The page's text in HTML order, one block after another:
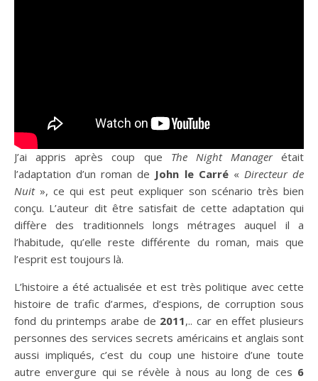
J’ai appris après coup que The Night Managerétait
l’adaptation d’un roman de John le Carré« Directeur de
Nuit », ce qui est peut expliquer son scénario très bien
conçu. L’auteur dit être satisfait de cette adaptation qui
diffère des traditionnels longs métrages auquel il a
l’habitude, qu’elle reste différente du roman, mais que
l’esprit est toujours là.
L’histoire a été actualisée et est très politique avec cette
histoire de trafic d’armes, d’espions, de corruption sous
fond du printemps arabe de 2011,.. car en effet plusieurs
personnes des services secrets américains et anglais sont
aussi impliqués, c’est du coup une histoire d’une toute
autre envergure qui se révèle à nous au long de ces 6